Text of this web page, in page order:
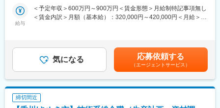
ーディングカンパニーです。顧客ニーズを汲み取る生産供給に重
点を置いています。
携わりながら、新しい価値を実現する生産設備の構想から立上げ
まで幅広く担っていただくポジションです。
設備改造、設備・生産立上げ など）
・新製品立上げ、および生産性向上・コストダウンの推進
・顧客ニーズを踏まえた新価値創造に向け、生産技術として継続
を実行
※設備保全やメンテナンスなどの業務は他部門で行っています。
給与
＜予定年収＞600万円～900万円＜賃金形態＞月給制特記事項無し
＜賃金内訳＞月額（基本給）：320,000円～420,000円＜月給＞
回 ■賞与:年2回(夏、冬）賃金はあくまでも目安の金額であり、選
考を通じて上下する可能性があります。月給(月額)は固定手当を含
めた表記です。
気になる 応募依頼する
（エージェントサービス）
締切間近